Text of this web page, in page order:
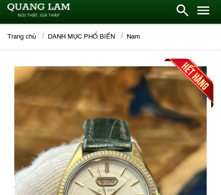
Trang chủ DANH MỤC PHỔ BIẾN Nam